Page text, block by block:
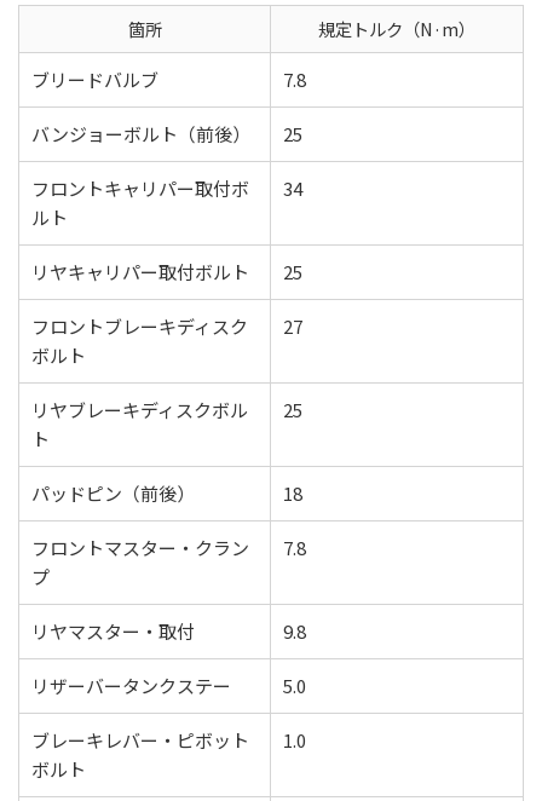
箇所
規定トルク（N·m）
ブリードバルブ
7.8
バンジョーボルト（前後） 25
フロントキャリパー取付ボ
ルト
34
リヤキャリパー取付ボルト 25
フロントブレーキディスク
ボルト
27
リヤブレーキディスクボル
ト
25
パッドピン（前後） 18
フロントマスター・クラン
プ
7.8
リヤマスター・取付 9.8
リザーバータンクステー 5.0
ブレーキレバー・ピボット
ボルト
1.0